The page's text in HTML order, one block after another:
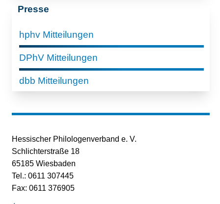
Presse
hphv Mitteilungen
DPhV Mitteilungen
dbb Mitteilungen
Hessischer Philologenverband e. V.
Schlichterstraße 18
65185 Wiesbaden
Tel.: 0611 307445
Fax: 0611 376905